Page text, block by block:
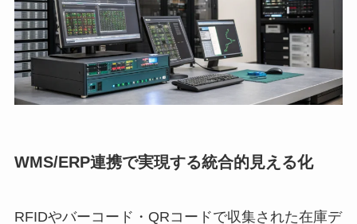
WMS/ERP連携で実現する統合的見える化
RFIDやバーコード・QRコードで収集された在庫デ